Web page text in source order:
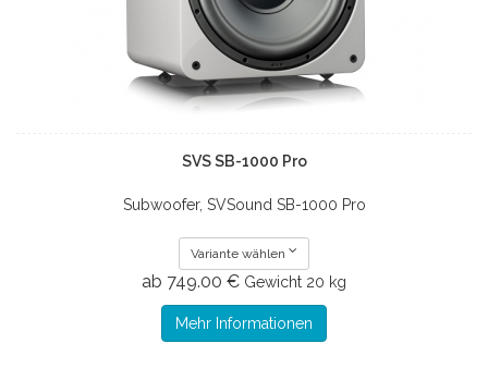
SVS SB-1000 Pro
Subwoofer, SVSound SB-1000 Pro
Variante wählen
ab 749.00 € Gewicht 20 kg
Mehr Informationen